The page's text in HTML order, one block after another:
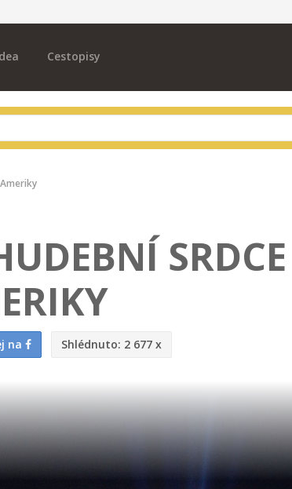
Cestopisy
SRDCE
na Shlédnuto: 2 677 x